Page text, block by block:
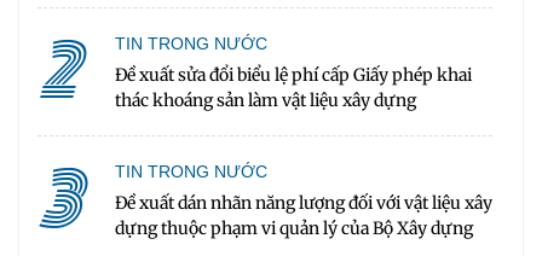
2 TIN TRONG NƯỚC
Đề xuất sửa đổi biểu lệ phí cấp Giấy phép khai
thác khoáng sản làm vật liệu xây dựng
3 TIN TRONG NƯỚC
Đề xuất dán nhãn năng lượng đối với vật liệu xây
dựng thuộc phạm vi quản lý của Bộ Xây dựng